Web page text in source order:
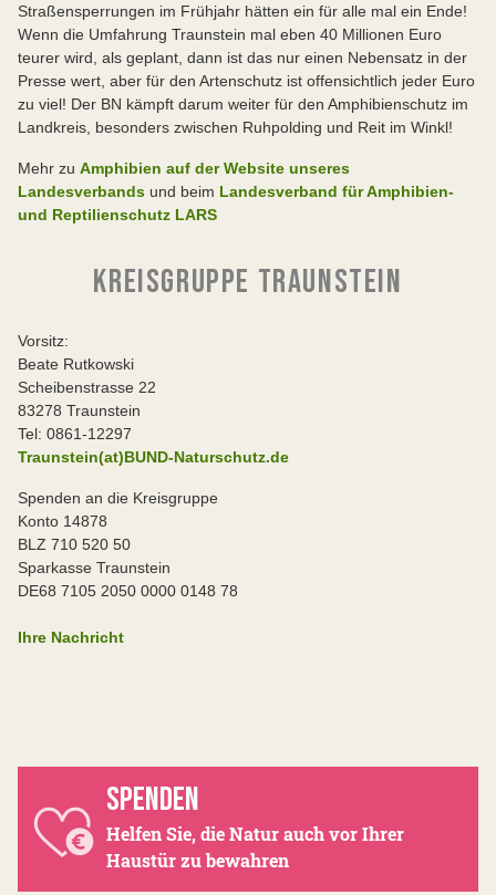
Straßensperrungen im Frühjahr hätten ein für alle mal ein Ende!
Wenn die Umfahrung Traunstein mal eben 40 Millionen Euro
teurer wird, als geplant, dann ist das nur einen Nebensatz in der
Presse wert, aber für den Artenschutz ist offensichtlich jeder Euro
zu viel! Der BN kämpft darum weiter für den Amphibienschutz im
Landkreis, besonders zwischen Ruhpolding und Reit im Winkl!
Mehr zu Amphibien auf der Website unseres
Landesverbands und beim Landesverband für Amphibien-
und Reptilienschutz LARS
KREISGRUPPE TRAUNSTEIN
Vorsitz:
Beate Rutkowski
Scheibenstrasse 22
83278 Traunstein
Tel: 0861-12297
Traunstein(at)BUND-Naturschutz.de
Spenden an die Kreisgruppe
Konto 14878
BLZ 710 520 50
Sparkasse Traunstein
DE68 7105 2050 0000 0148 78
Ihre Nachricht
SPENDEN
Helfen Sie, die Natur auch vor Ihrer
Haustür zu bewahren